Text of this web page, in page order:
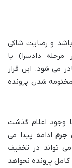
و رضایت شاکی
مرحله دادسرا) یا
می شود. این قرار
شدن پرونده
وجود اعلام گذشت
جرمادامه پیدا می
تواند در تخفیف
پرونده نخواهد